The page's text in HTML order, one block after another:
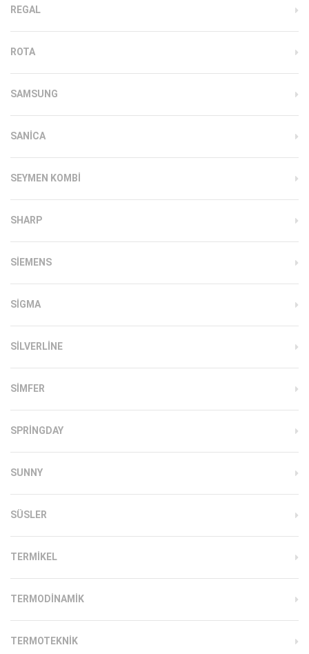
REGAL
ROTA
SAMSUNG
SANICA
SEYMEN KOMBI
SHARP
SIEMENS
SIGMA
SILVERLINE
SIMFER
SPRINGDAY
SUNNY
SÜSLER
TERMIKEL
TERMODINAMIK
TERMOTEKNIK